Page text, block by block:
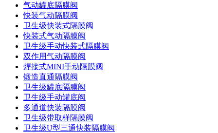
气动罐底隔膜阀
快装气动隔膜阀
卫生级快装式隔膜阀
快装式气动隔膜阀
卫生级手动快装式隔膜阀
双作用气动隔膜阀
焊接式MINI手动隔膜阀
锻造直通隔膜阀
卫生级罐底隔膜阀
卫生级手动罐底阀
多通道快装隔膜阀
卫生级带取样隔膜阀
卫生级U型三通快装隔膜阀